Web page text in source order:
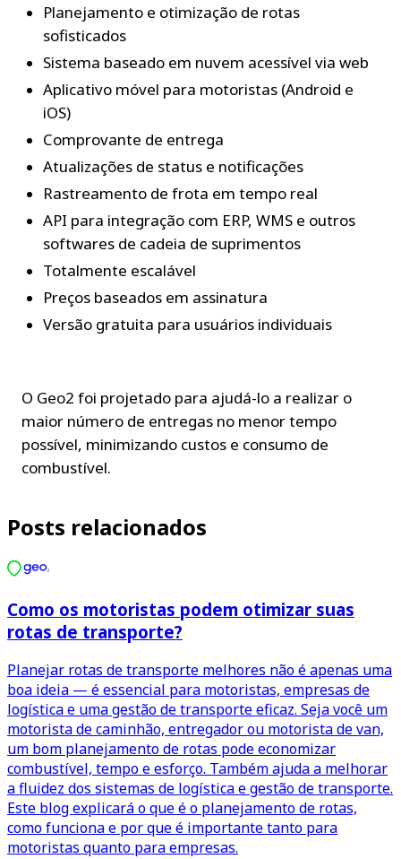
Planejamento e otimização de rotas
sofisticados
Sistema baseado em nuvem acessível via web
Aplicativo móvel para motoristas (Android e
iOS)
Comprovante de entrega
Atualizações de status e notificações
Rastreamento de frota em tempo real
API para integração com ERP, WMS e outros
softwares de cadeia de suprimentos
Totalmente escalável
Preços baseados em assinatura
Versão gratuita para usuários individuais
O Geo2 foi projetado para ajudá-lo a realizar o
maior número de entregas no menor tempo
possível, minimizando custos e consumo de
combustível.
Posts relacionados
Como os motoristas podem otimizar suas
rotas de transporte?
Planejar rotas de transporte melhores não é apenas uma
boa ideia — é essencial para motoristas, empresas de
logística e uma gestão de transporte eficaz. Seja você um
motorista de caminhão, entregador ou motorista de van,
um bom planejamento de rotas pode economizar
combustível, tempo e esforço. Também ajuda a melhorar
a fluidez dos sistemas de logística e gestão de transporte.
Este blog explicará o que é o planejamento de rotas,
como funciona e por que é importante tanto para
motoristas quanto para empresas.